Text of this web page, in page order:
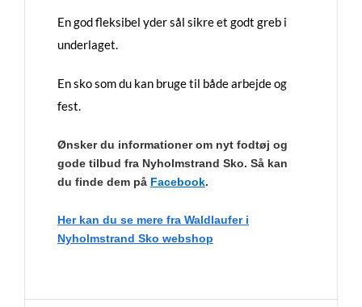
En god fleksibel yder sål sikre et godt greb i
underlaget.
En sko som du kan bruge til både arbejde og
fest.
Ønsker du informationer om nyt fodtøj og
gode tilbud fra Nyholmstrand Sko. Så kan
du finde dem på Facebook.
Her kan du se mere fra Waldlaufer i
Nyholmstrand Sko webshop